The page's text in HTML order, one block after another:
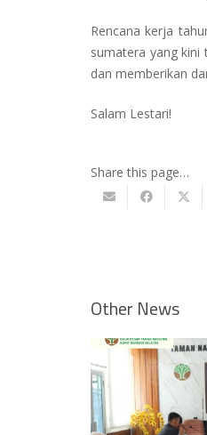
Rencana kerja
sumatera yang kini
dan memberikan
Salam Lestari!
Share this page…
Other News